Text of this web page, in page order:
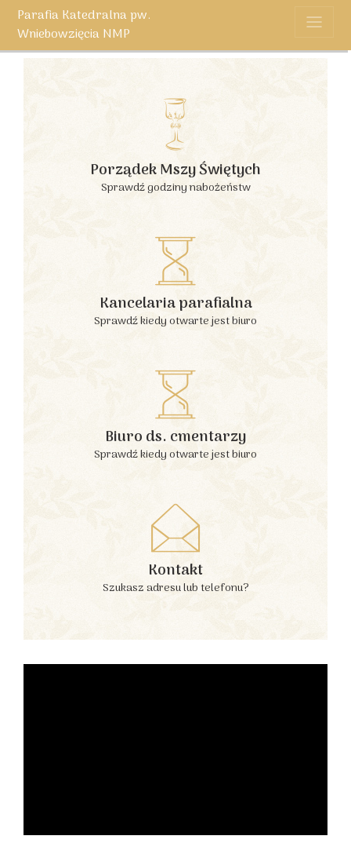
Parafia Katedralna pw.
Wniebowzięcia NMP
Porządek Mszy Świętych
Sprawdź godziny nabożeństw
Kancelaria parafialna
Sprawdź kiedy otwarte jest biuro
Biuro ds. cmentarzy
Sprawdź kiedy otwarte jest biuro
Kontakt
Szukasz adresu lub telefonu?